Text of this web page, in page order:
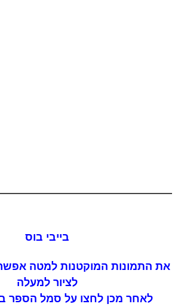
בייבי בוס
את התמונות המוקטנות למטה
לציור למעלה
לאחר מכן לחצו על סמל הספר